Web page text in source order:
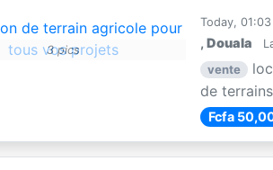
3 pics
Today,
,Douala
vente
de
Fcfa